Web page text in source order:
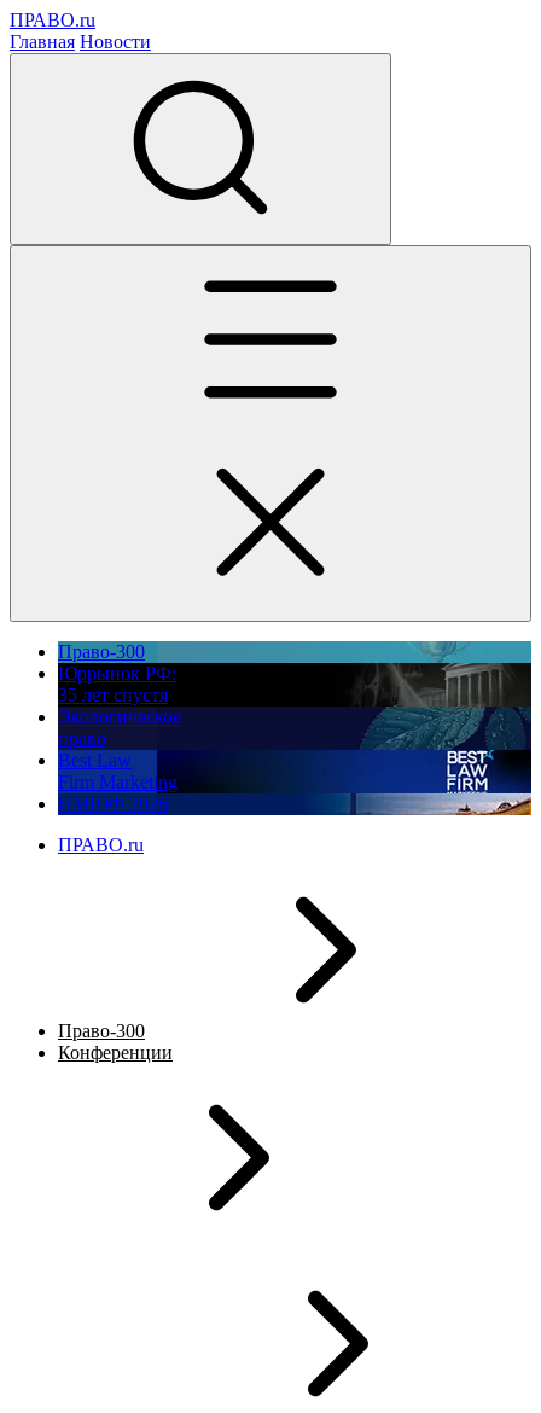
ПРАВО.ru
Главная Новости
Право-300
Юррынок РФ:
35 лет спустя
Экологическое
право
Best Law
Firm Marketing
ПМЮФ 2026
ПРАВО.ru
Право-300
Конференции